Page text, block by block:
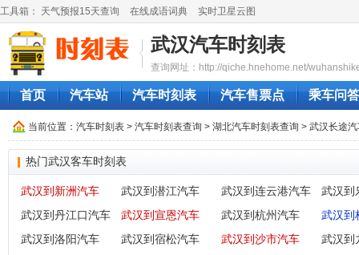
工具箱： 天气预报15天查询 在线成语词典 实时卫星云图
武汉汽车时刻表
查询网址：http://qiche.hnehome.net/
首页 汽车站 汽车时刻表 汽车售票点 乘车问答
当前位置： 汽车时刻表 > 汽车时刻表查询 > 湖北汽车时刻表查询 > 武汉长途
热门武汉客车时刻表
武汉到新洲汽车 武汉到潜江汽车 武汉到连云港汽车
武汉到
武汉到丹江口汽车
武汉到宣恩汽车 武汉到杭州汽车
武汉到
武汉到洛阳汽车
武汉到宿松汽车 武汉到沙市汽车
武汉到